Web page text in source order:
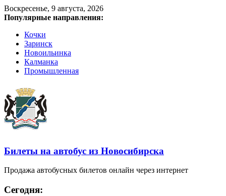
Воскресенье, 9 августа, 2026
Популярные направления:
Кочки
Заринск
Новоильинка
Калманка
Промышленная
Билеты на автобус из Новосибирска
Продажа автобусных билетов онлайн через интернет
Сегодня: